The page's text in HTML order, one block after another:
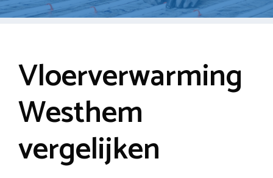
Vloerverwarming
Westhem
vergelijken